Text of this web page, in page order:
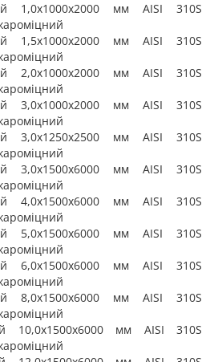
1,0х1000х2000 мм AISI 310S
1,5х1000х2000 мм AISI 310S
2,0х1000х2000 мм AISI 310S
3,0х1000х2000 мм AISI 310S
3,0х1250х2500 мм AISI 310S
3,0х1500х6000 мм AISI 310S
4,0х1500х6000 мм AISI 310S
5,0х1500х6000 мм AISI 310S
6,0х1500х6000 мм AISI 310S
8,0х1500х6000 мм AISI 310S
10,0х1500х6000 мм AISI 310S